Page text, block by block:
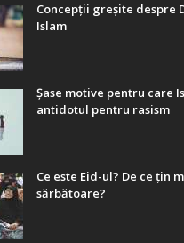
Concepții greșite despre
Islam
Șase motive pentru care
antidotul pentru rasism
Ce este Eid-ul? De ce țin
sărbătoare?